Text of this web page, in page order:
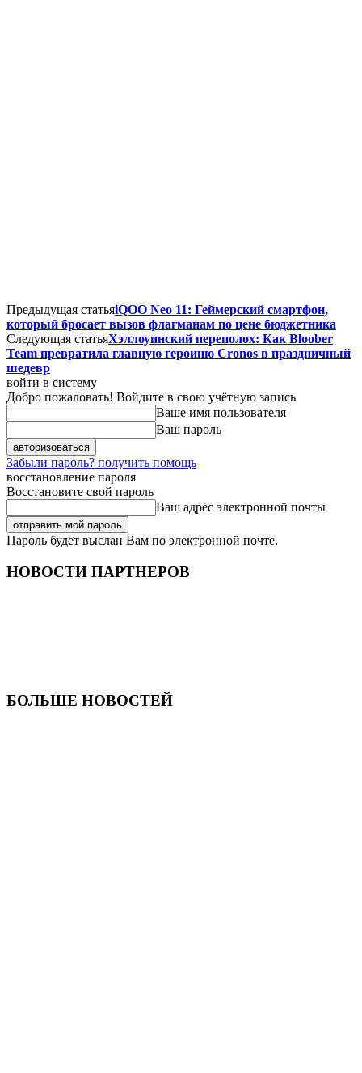
Предыдущая статьяiQOO Neo 11: Геймерский смартфон,
который бросает вызов флагманам по цене бюджетника
Следующая статьяХэллоуинский переполох: Как Bloober
Team превратила главную героиню Cronos в праздничный
шедевр
войти в систему
Добро пожаловать! Войдите в свою учётную запись
Ваше имя пользователя
Ваш пароль
Забыли пароль? получить помощь
восстановление пароля
Восстановите свой пароль
Ваш адрес электронной почты
Пароль будет выслан Вам по электронной почте.
НОВОСТИ ПАРТНЕРОВ
БОЛЬШЕ НОВОСТЕЙ